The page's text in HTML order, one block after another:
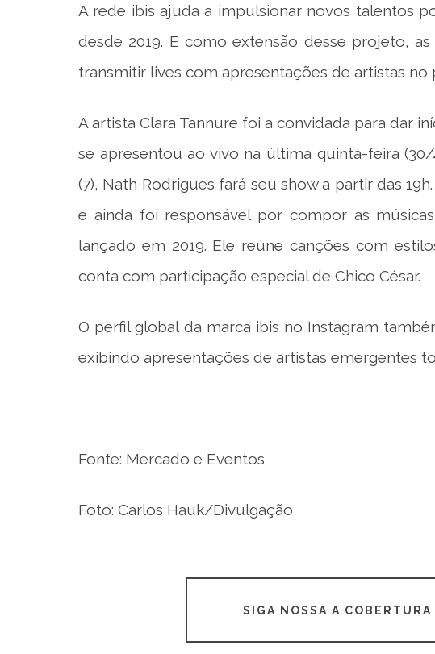
A rede ibis ajuda a impulsionar novos talentos
desde 2019. E como extensão desse projeto,
transmitir lives com apresentações de artistas
A artista Clara Tannure foi a convidada para dar
se apresentou ao vivo na última quinta-feira
(7), Nath Rodrigues fará seu show a partir das
e ainda foi responsável por compor as
lançado em 2019. Ele reúne canções com
conta com participação especial de Chico César.
O perfil global da marca ibis no Instagram
exibindo apresentações de artistas emergentes
Fonte: Mercado e Eventos
Foto: Carlos Hauk/Divulgação
SIGA NOSSA A